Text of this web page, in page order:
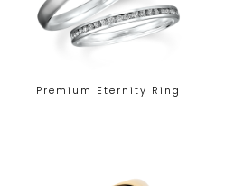
Premium Eternity Ring